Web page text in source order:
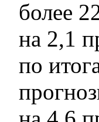
более
на 2,1
по